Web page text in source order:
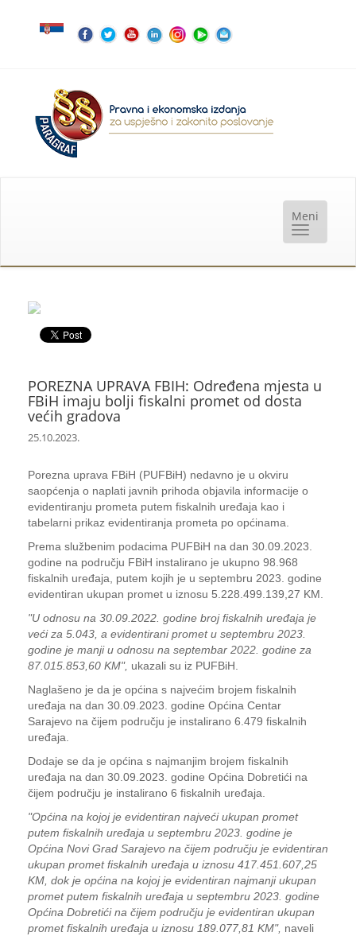
POREZNA UPRAVA FBIH: Određena mjesta u
FBiH imaju bolji fiskalni promet od dosta
većih gradova
25.10.2023.
Porezna uprava FBiH (PUFBiH) nedavno je u okviru
saopćenja o naplati javnih prihoda objavila informacije o
evidentiranju prometa putem fiskalnih uređaja kao i
tabelarni prikaz evidentiranja prometa po općinama.
Prema službenim podacima PUFBiH na dan 30.09.2023.
godine na području FBiH instalirano je ukupno 98.968
fiskalnih uređaja, putem kojih je u septembru 2023. godine
evidentiran ukupan promet u iznosu 5.228.499.139,27 KM.
"U odnosu na 30.09.2022. godine broj fiskalnih uređaja je
veći za 5.043, a evidentirani promet u septembru 2023.
godine je manji u odnosu na septembar 2022. godine za
87.015.853,60 KM", ukazali su iz PUFBiH.
Naglašeno je da je općina s najvećim brojem fiskalnih
uređaja na dan 30.09.2023. godine Općina Centar
Sarajevo na čijem području je instalirano 6.479 fiskalnih
uređaja.
Dodaje se da je općina s najmanjim brojem fiskalnih
uređaja na dan 30.09.2023. godine Općina Dobretići na
čijem području je instalirano 6 fiskalnih uređaja.
"Općina na kojoj je evidentiran najveći ukupan promet
putem fiskalnih uređaja u septembru 2023. godine je
Općina Novi Grad Sarajevo na čijem području je evidentiran
ukupan promet fiskalnih uređaja u iznosu 417.451.607,25
KM, dok je općina na kojoj je evidentiran najmanji ukupan
promet putem fiskalnih uređaja u septembru 2023. godine
Općina Dobretići na čijem području je evidentiran ukupan
promet fiskalnih uređaja u iznosu 189.077,81 KM", naveli